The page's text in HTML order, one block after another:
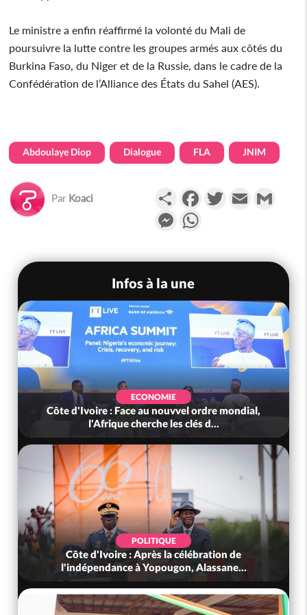
Le ministre a enfin réaffirmé la volonté du Mali de
poursuivre la lutte contre les groupes armés aux côtés du
Burkina Faso, du Niger et de la Russie, dans le cadre de la
Confédération de l’Alliance des États du Sahel (AES).
Abdoulaye Diop Dialogue FLA JNIM
Par Koaci PartagerFacebookTwitterEmail
Messenger
Infos à la une
ECONOMIE
Côte d'Ivoire : Face au nouvvel ordre mondial,
l'Afrique cherche les clés d...
POLITIQUE
Côte d'Ivoire : Après la célébration de
l'indépendance à Yopougon, Alassane...